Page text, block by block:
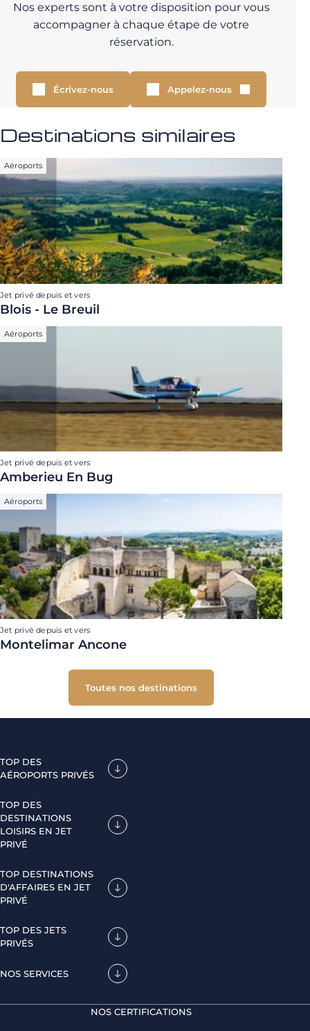
Nos experts sont à votre disposition pour vous
accompagner à chaque étape de votre
réservation.
Écrivez-nous Appelez-nous
Destinations similaires
Aéroports
Jet privé depuis et vers
Blois - Le Breuil
Aéroports
Jet privé depuis et vers
Amberieu En Bug
Aéroports
Jet privé depuis et vers
Montelimar Ancone
Toutes nos destinations
TOP DES
AÉROPORTS PRIVÉS
TOP DES
DESTINATIONS
LOISIRS EN JET
PRIVÉ
TOP DESTINATIONS
D'AFFAIRES EN JET
PRIVÉ
TOP DES JETS
PRIVÉS
NOS SERVICES
NOS CERTIFICATIONS